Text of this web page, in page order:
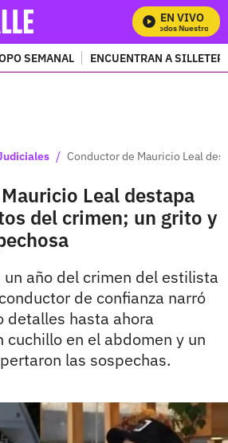
EN VIVO
Mira Todos Nuestros
SEMANAL ENCUENTRAN A
/ Conductor de Mauricio Leal
Leal destapa
del crimen; un grito y
un año del crimen del estilista
de confianza narró
detalles hasta ahora
cuchillo en el abdomen y un
las sospechas.